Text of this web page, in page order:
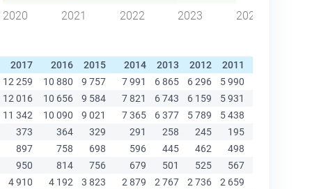
2020 2021 2022 2023 2024
2017 2016 2015 2014 2013 2012 2011